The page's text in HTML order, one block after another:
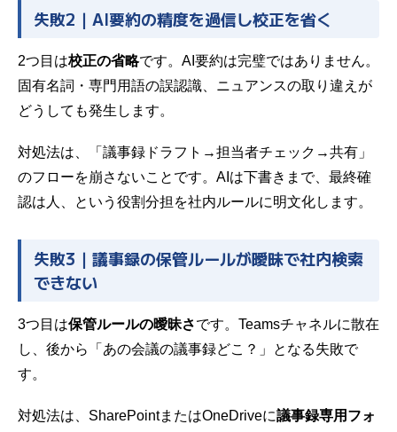
失敗2｜AI要約の精度を過信し校正を省く
2つ目は校正の省略です。AI要約は完璧ではありません。
固有名詞・専門用語の誤認識、ニュアンスの取り違えが
どうしても発生します。
対処法は、「議事録ドラフト→担当者チェック→共有」
のフローを崩さないことです。AIは下書きまで、最終確
認は人、という役割分担を社内ルールに明文化します。
失敗3｜議事録の保管ルールが曖昧で社内検索
できない
3つ目は保管ルールの曖昧さです。Teamsチャネルに散在
し、後から「あの会議の議事録どこ？」となる失敗で
す。
対処法は、SharePointまたはOneDriveに議事録専用フォ